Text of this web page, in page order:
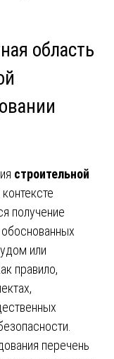
область
строительной
контексте
получение
или
правило,
перечень